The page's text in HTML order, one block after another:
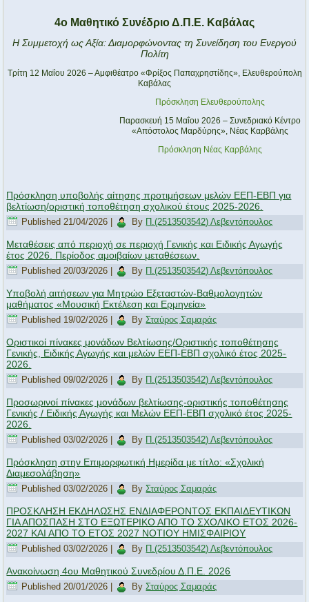
4ο Μαθητικό Συνέδριο Δ.Π.Ε. Καβάλας
Η Συμμετοχή ως Αξία: Διαμορφώνοντας τη Συνείδηση του Ενεργού
Πολίτη
Τρίτη 12 Μαΐου 2026 –Αμφιθέατρο «Φρίξος Παπαχρηστίδης», Ελευθερούπολη
Καβάλας
Πρόσκληση Ελευθερούπολης
Παρασκευή 15 Μαΐου 2026 – Συνεδριακό Κέντρο
«Απόστολος Μαρδύρης», Νέας Καρβάλης
Πρόσκληση Νέας Καρβάλης
Πρόσκληση υποβολής αίτησης προτιμήσεων μελών ΕΕΠ-ΕΒΠ για
βελτίωση/οριστική τοποθέτηση σχολικού έτους 2025-2026.
Published 21/04/2026 By Π.(2513503542) Λεβεντόπουλος
Μεταθέσεις από περιοχή σε περιοχή Γενικής και Ειδικής Αγωγής
έτος 2026. Περίοδος αμοιβαίων μεταθέσεων.
Published 20/03/2026 By Π.(2513503542) Λεβεντόπουλος
Υποβολή αιτήσεων για Μητρώο Εξεταστών-Βαθμολογητών
μαθήματος «Μουσική Εκτέλεση και Ερμηνεία»
Published 19/02/2026 By Σταύρος Σαμαράς
Οριστικοί πίνακες μονάδων Βελτίωσης/Οριστικής τοποθέτησης
Γενικής, Ειδικής Αγωγής και μελών ΕΕΠ-ΕΒΠ σχολικό έτος 2025-
2026.
Published 09/02/2026 By Π.(2513503542) Λεβεντόπουλος
Προσωρινοί πίνακες μονάδων βελτίωσης-οριστικής τοποθέτησης
Γενικής / Ειδικής Αγωγής και Μελών ΕΕΠ-ΕΒΠ σχολικό έτος 2025-
2026.
Published 03/02/2026 By Π.(2513503542) Λεβεντόπουλος
Πρόσκληση στην Επιμορφωτική Ημερίδα με τίτλο: «Σχολική
Διαμεσολάβηση»
Published 03/02/2026 By Σταύρος Σαμαράς
ΠΡΟΣΚΛΗΣΗ ΕΚΔΗΛΩΣΗΣ ΕΝΔΙΑΦΕΡΟΝΤΟΣ ΕΚΠΑΙΔΕΥΤΙΚΩΝ
ΓΙΑ ΑΠΟΣΠΑΣΗ ΣΤΟ ΕΞΩΤΕΡΙΚΟ ΑΠΟ ΤΟ ΣΧΟΛΙΚΟ ΕΤΟΣ 2026-
2027 ΚΑΙ ΑΠΟ ΤΟ ΕΤΟΣ 2027 ΝΟΤΙΟΥ ΗΜΙΣΦΑΙΡΙΟΥ
Published 03/02/2026 By Π.(2513503542) Λεβεντόπουλος
Ανακοίνωση 4ου Μαθητικού Συνεδρίου Δ.Π.Ε. 2026
Published 20/01/2026 By Σταύρος Σαμαράς